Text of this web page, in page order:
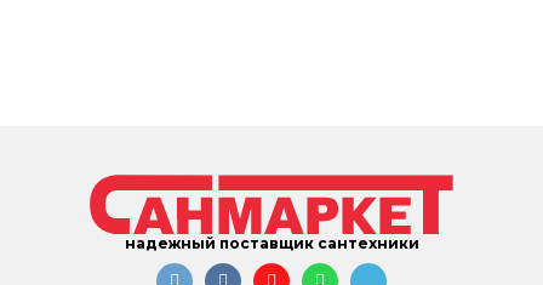
надежный поставщик сантехники